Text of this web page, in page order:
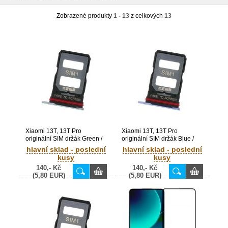
Zobrazené produkty 1 - 13 z celkových 13
Xiaomi 13T, 13T Pro
originální SIM držák Green /
zelený (Bulk) -
1611701000376A
hlavní sklad - poslední
kusy
140,- Kč
(5,80 EUR)
Xiaomi 13T, 13T Pro
originální SIM držák Blue /
modrý (Bulk) -
1611701000377A
hlavní sklad - poslední
kusy
140,- Kč
(5,80 EUR)